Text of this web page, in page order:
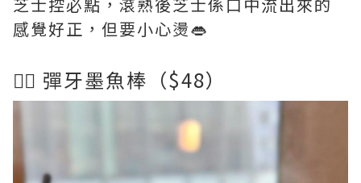
感覺好正，但要小心燙👄
👉🏻 彈牙墨魚棒（$48）